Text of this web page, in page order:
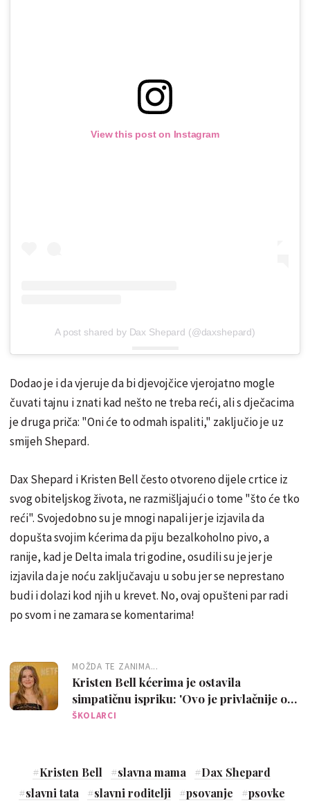
View this post on Instagram
A post shared by Dax Shepard (@daxshepard)
Dodao je i da vjeruje da bi djevojčice vjerojatno mogle
čuvati tajnu i znati kad nešto ne treba reći, ali s dječacima
je druga priča: "Oni će to odmah ispaliti," zaključio je uz
smijeh Shepard.
Dax Shepard i Kristen Bell često otvoreno dijele crtice iz
svog obiteljskog života, ne razmišljajući o tome "što će tko
reći". Svojedobno su je mnogi napali jer je izjavila da
dopušta svojim kćerima da piju bezalkoholno pivo, a
ranije, kad je Delta imala tri godine, osudili su je jer je
izjavila da je noću zaključavaju u sobu jer se neprestano
budi i dolazi kod njih u krevet. No, ovaj opušteni par radi
po svom i ne zamara se komentarima!
MOŽDA TE ZANIMA...
Kristen Bell kćerima je ostavila
simpatičnu ispriku: 'Ovo je privlačnije od
njene glume'
ŠKOLARCI
#Kristen Bell #slavna mama #Dax Shepard
#slavni tata #slavni roditelji #psovanje #psovke